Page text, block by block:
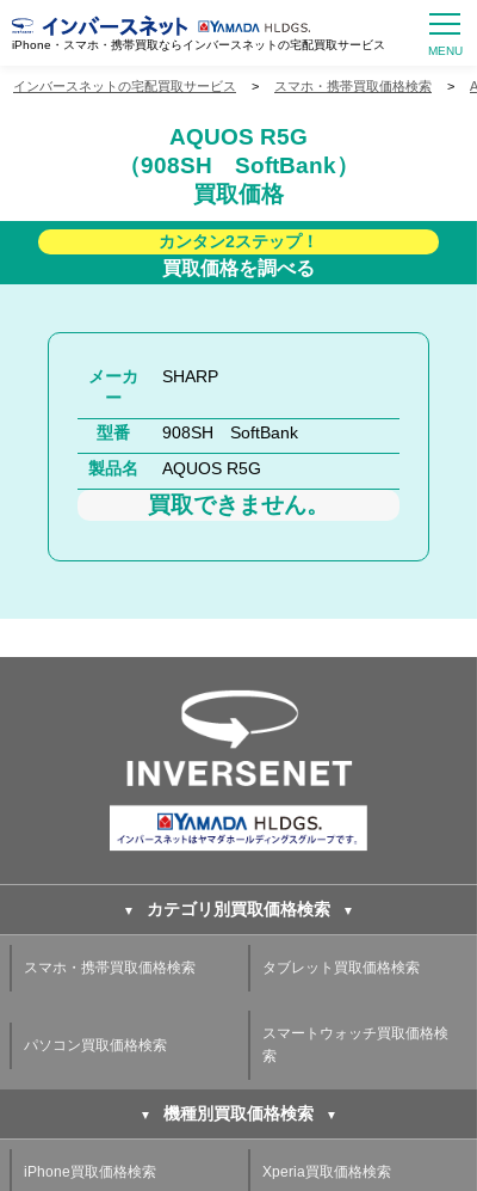
iPhone・スマホ・携帯買取ならインバースネットの宅配買取サービス
インバースネットの宅配買取サービス > スマホ・携帯買取価格検索 >
AQUOS R5G
（908SH SoftBank）
買取価格
カンタン2ステップ！
買取価格を調べる
メーカ
ー
SHARP
型番
908SH SoftBank
製品名
AQUOS R5G
買取できません。
カテゴリ別買取価格検索
スマホ・携帯買取価格検索 タブレット買取価格検索
パソコン買取価格検索
スマートウォッチ買取価格検
索
機種別買取価格検索
iPhone買取価格検索 Xperia買取価格検索